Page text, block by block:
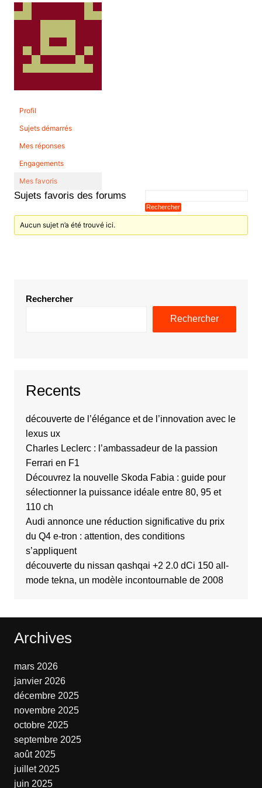
Profil
Sujets démarrés
Mes réponses
Engagements
Mes favoris
Sujets favoris des forums
Aucun sujet n’a été trouvé ici.
Rechercher
Rechercher
Recents
découverte de l’élégance et de l’innovation avec le
lexus ux
Charles Leclerc : l’ambassadeur de la passion
Ferrari en F1
Découvrez la nouvelle Skoda Fabia : guide pour
sélectionner la puissance idéale entre 80, 95 et
110 ch
Audi annonce une réduction significative du prix
du Q4 e-tron : attention, des conditions
s’appliquent
découverte du nissan qashqai +2 2.0 dCi 150 all-
mode tekna, un modèle incontournable de 2008
Archives
mars 2026
janvier 2026
décembre 2025
novembre 2025
octobre 2025
septembre 2025
août 2025
juillet 2025
juin 2025